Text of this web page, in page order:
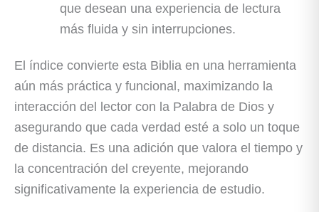
que desean una experiencia de lectura
más fluida y sin interrupciones.
El índice convierte esta Biblia en una herramienta
aún más práctica y funcional, maximizando la
interacción del lector con la Palabra de Dios y
asegurando que cada verdad esté a solo un toque
de distancia. Es una adición que valora el tiempo y
la concentración del creyente, mejorando
significativamente la experiencia de estudio.